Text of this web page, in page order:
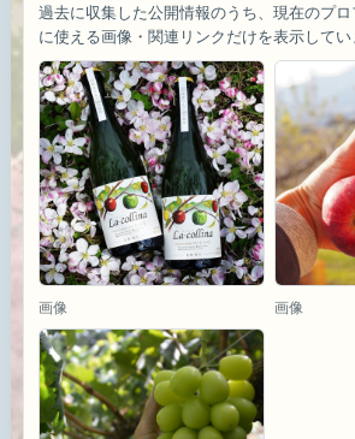
過去に収集した公開情報のうち、現在のプ
に使える画像・関連リンクだけを表示してい
画像 画像